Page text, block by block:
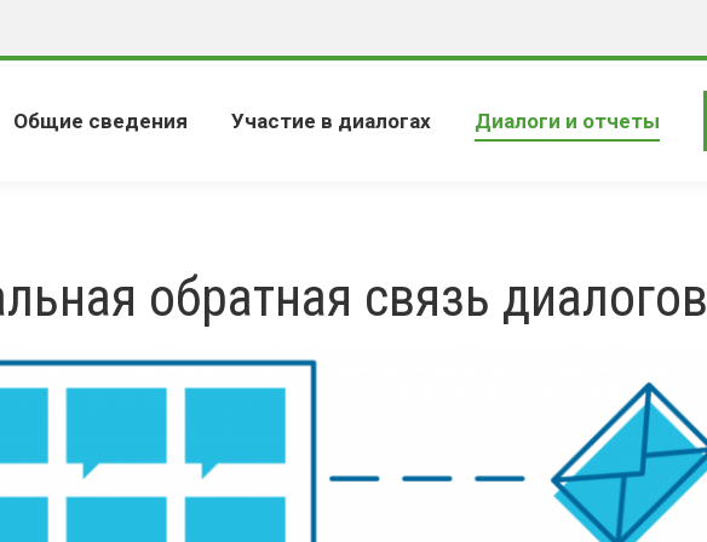
Общие сведения Участие в диалогах Диалоги и отчеты
обратная связь диалогов